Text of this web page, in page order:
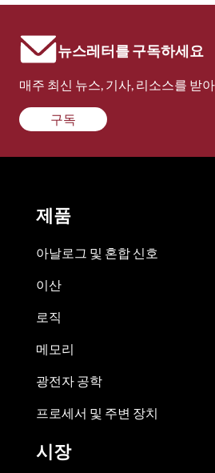
뉴스레터를 구독하세요
매주 최신 뉴스, 기사, 리소스를 받
구독
제품
아날로그 및 혼합 신호
이산
로직
메모리
광전자 공학
프로세서 및 주변 장치
시장